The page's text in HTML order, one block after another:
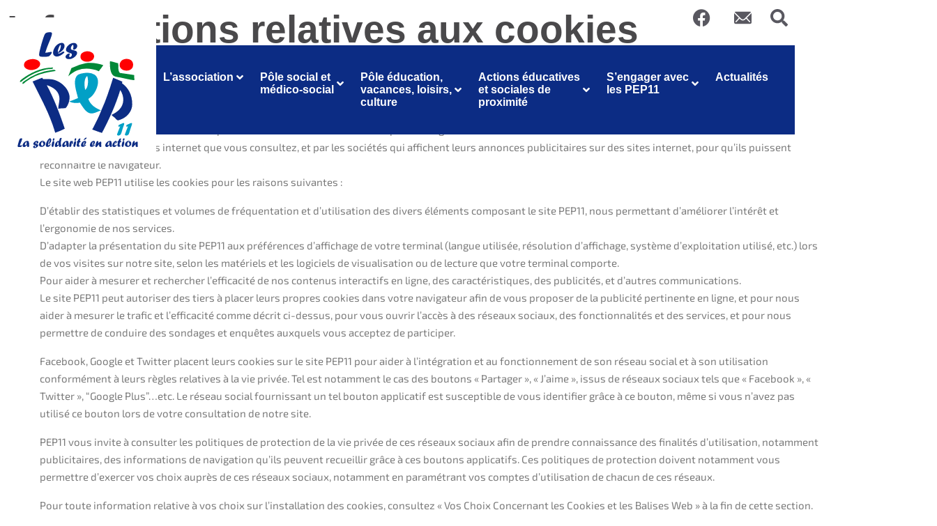
L’association
Pôle social et
médico-social
Pôle éducation,
vacances, loisirs,
culture
Actions éducatives
et sociales de
proximité
S’engager avec
les PEP11
Actualités
Informations relatives aux cookies
Accueil Informations relatives aux cookies
1- Les Cookies
Les Cookies sont des fichiers textes qui sont stockées dans des dossiers par le navigateur Internet sur votre ordinateur. Les cookies sont accessibles et
enregistrées par les sites internet que vous consultez, et par les sociétés qui affichent leurs annonces publicitaires sur des sites internet, pour qu’ils puissent
reconnaître le navigateur.
Le site web PEP11 utilise les cookies pour les raisons suivantes :
D’établir des statistiques et volumes de fréquentation et d’utilisation des divers éléments composant le site PEP11, nous permettant d’améliorer l’intérêt et
l’ergonomie de nos services.
D’adapter la présentation du site PEP11 aux préférences d’affichage de votre terminal (langue utilisée, résolution d’affichage, système d’exploitation utilisé, etc.) lors
de vos visites sur notre site, selon les matériels et les logiciels de visualisation ou de lecture que votre terminal comporte.
Pour aider à mesurer et rechercher l’efficacité de nos contenus interactifs en ligne, des caractéristiques, des publicités, et d’autres communications.
Le site PEP11 peut autoriser des tiers à placer leurs propres cookies dans votre navigateur afin de vous proposer de la publicité pertinente en ligne, et pour nous
aider à mesurer le trafic et l’efficacité comme décrit ci-dessus, pour vous ouvrir l’accès à des réseaux sociaux, des fonctionnalités et des services, et pour nous
permettre de conduire des sondages et enquêtes auxquels vous acceptez de participer.
Facebook, Google et Twitter placent leurs cookies sur le site PEP11 pour aider à l’intégration et au fonctionnement de son réseau social et à son utilisation
conformément à leurs règles relatives à la vie privée. Tel est notamment le cas des boutons « Partager », « J’aime », issus de réseaux sociaux tels que « Facebook », «
Twitter », “Google Plus”…etc. Le réseau social fournissant un tel bouton applicatif est susceptible de vous identifier grâce à ce bouton, même si vous n’avez pas
utilisé ce bouton lors de votre consultation de notre site.
PEP11 vous invite à consulter les politiques de protection de la vie privée de ces réseaux sociaux afin de prendre connaissance des finalités d’utilisation, notamment
publicitaires, des informations de navigation qu’ils peuvent recueillir grâce à ces boutons applicatifs. Ces politiques de protection doivent notamment vous
permettre d’exercer vos choix auprès de ces réseaux sociaux, notamment en paramétrant vos comptes d’utilisation de chacun de ces réseaux.
Pour toute information relative à vos choix sur l’installation des cookies, consultez « Vos Choix Concernant les Cookies et les Balises Web » à la fin de cette section.